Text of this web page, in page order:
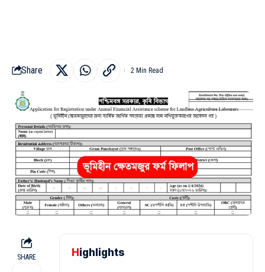
Share 2 Min Read
SHARE Highlights